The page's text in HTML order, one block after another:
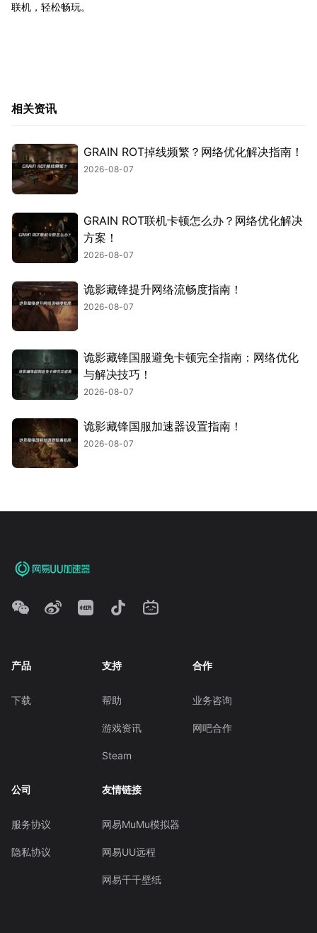
联机，轻松畅玩。
相关资讯
GRAIN ROT掉线频繁？网络优化解决指南！
2026-08-07
GRAIN ROT联机卡顿怎么办？网络优化解决
方案！
2026-08-07
诡影藏锋提升网络流畅度指南！
2026-08-07
诡影藏锋国服避免卡顿完全指南：网络优化
与解决技巧！
2026-08-07
诡影藏锋国服加速器设置指南！
2026-08-07
产品
下载
支持
帮助
游戏资讯
Steam
合作
业务咨询
网吧合作
公司
服务协议
隐私协议
友情链接
网易MuMu模拟器
网易UU远程
网易千千壁纸